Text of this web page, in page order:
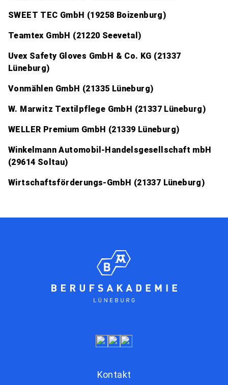
SWEET TEC GmbH (19258 Boizenburg)
Teamtex GmbH (21220 Seevetal)
Uvex Safety Gloves GmbH & Co. KG (21337
Lüneburg)
Vonmählen GmbH (21335 Lüneburg)
W. Marwitz Textilpflege GmbH (21337 Lüneburg)
WELLER Premium GmbH (21339 Lüneburg)
Winkelmann Automobil-Handelsgesellschaft mbH
(29614 Soltau)
Wirtschaftsförderungs-GmbH (21337 Lüneburg)
Kontakt